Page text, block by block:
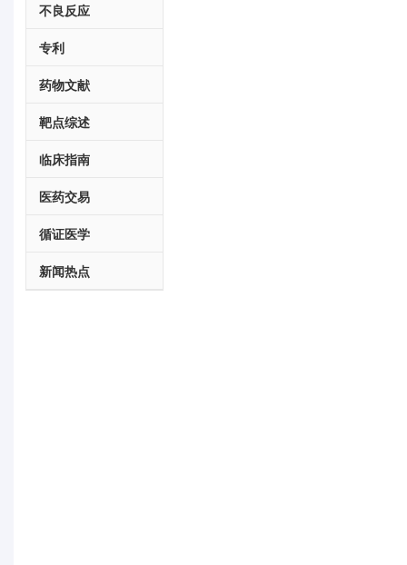
不良反应
专利
药物文献
靶点综述
临床指南
医药交易
循证医学
新闻热点